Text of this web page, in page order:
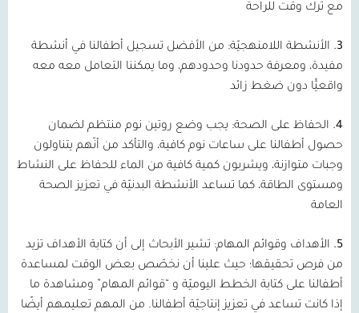
مع ترك وقت للراحة
3. الأنشطة اللامنهجيّة: من الأفضل تسجيل أطفالنا في أنشطة
مفيدة، ومعرفة حدودنا وحدودهم، وما يمكننا التعامل معه معه
واقعيًّا دون ضغط زائد
4. الحفاظ على الصحة: يجب وضع روتين نوم منتظم لضمان
حصول أطفالنا على ساعات نوم كافية، والتأكد من أنّهم يتناولون
وجبات متوازنة، ويشربون كمية كافية من الماء للحفاظ على النشاط
ومستوى الطاقة، كما تساعد الأنشطة البدنيّة في تعزيز الصحة
العامة
5. الأهداف وقوائم المهام: تشير الأبحاث إلى أن كتابة الأهداف تزيد
من فرص تحقيقها؛ حيث علينا أن نخصّص بعض الوقت لمساعدة
أطفالنا على كتابة الخطط اليوميّة و “قوائم المهام” ومشاهدة ما
إذا كانت تساعد في تعزيز إنتاجيّة أطفالنا. من المهم تعليمهم أيضًا